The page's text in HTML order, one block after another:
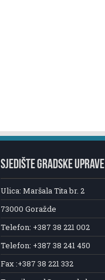
SJEDIŠTE GRADSKE UPRAVE
Ulica: Maršala Tita br. 2
73000 Goražde
Telefon: +387 38 221 002
Telefon: +387 38 241 450
Fax :+387 38 221 332